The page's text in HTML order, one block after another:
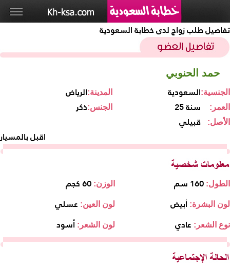
تفاصيل طلب زواج لدى خطابة السعودية
حمد الحنوبي
الرياضالمدينة: السعوديةالجنسية:
ذكرالجنس: 25 سنة العمر:
قبيلي الأصل:
اقبل بالمسيار
الوزن: 60 كجم الطول: 160 سم
لون العين: عسلي لون البشرة: أبيض
لون الشعر: أسود نوع الشعر: عادي